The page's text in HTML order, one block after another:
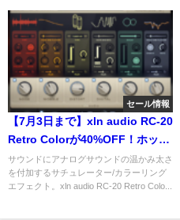
セール情報
【7月3日まで】xln audio RC-20
Retro Colorが40%OFF！ホット
なアナログサウンドを実現する
プラグイン
サウンドにアナログサウンドの温かみ太さ
を付加するサチュレーター/カラーリング
エフェクト。xln audio RC-20 Retro Colo...